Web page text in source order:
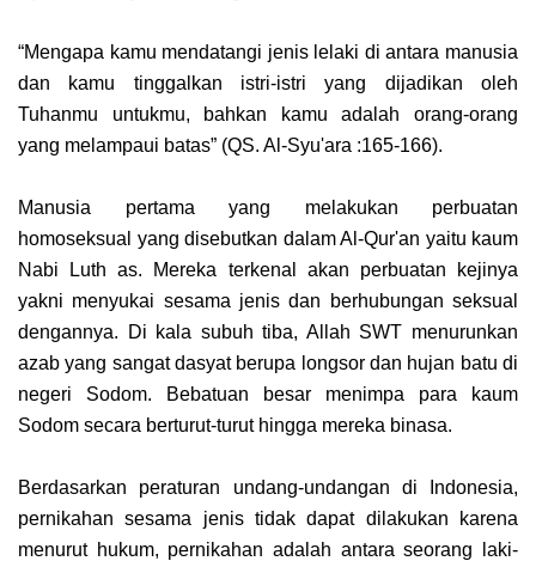
“Mengapa kamu mendatangi jenis lelaki di antara manusia
dan kamu tinggalkan istri-istri yang dijadikan oleh
Tuhanmu untukmu, bahkan kamu adalah orang-orang
yang melampaui batas” (QS. Al-Syu'ara :165-166).
Manusia pertama yang melakukan perbuatan
homoseksual yang disebutkan dalam Al-Qur'an yaitu kaum
Nabi Luth as. Mereka terkenal akan perbuatan kejinya
yakni menyukai sesama jenis dan berhubungan seksual
dengannya. Di kala subuh tiba, Allah SWT menurunkan
azab yang sangat dasyat berupa longsor dan hujan batu di
negeri Sodom. Bebatuan besar menimpa para kaum
Sodom secara berturut-turut hingga mereka binasa.
Berdasarkan peraturan undang-undangan di Indonesia,
pernikahan sesama jenis tidak dapat dilakukan karena
menurut hukum, pernikahan adalah antara seorang laki-